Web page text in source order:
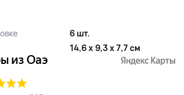
6 шт.
14,6 x 9,3 x 7,7 см